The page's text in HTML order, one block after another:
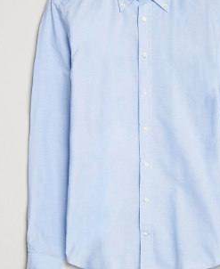
Delighted with
quickly to our
orders with